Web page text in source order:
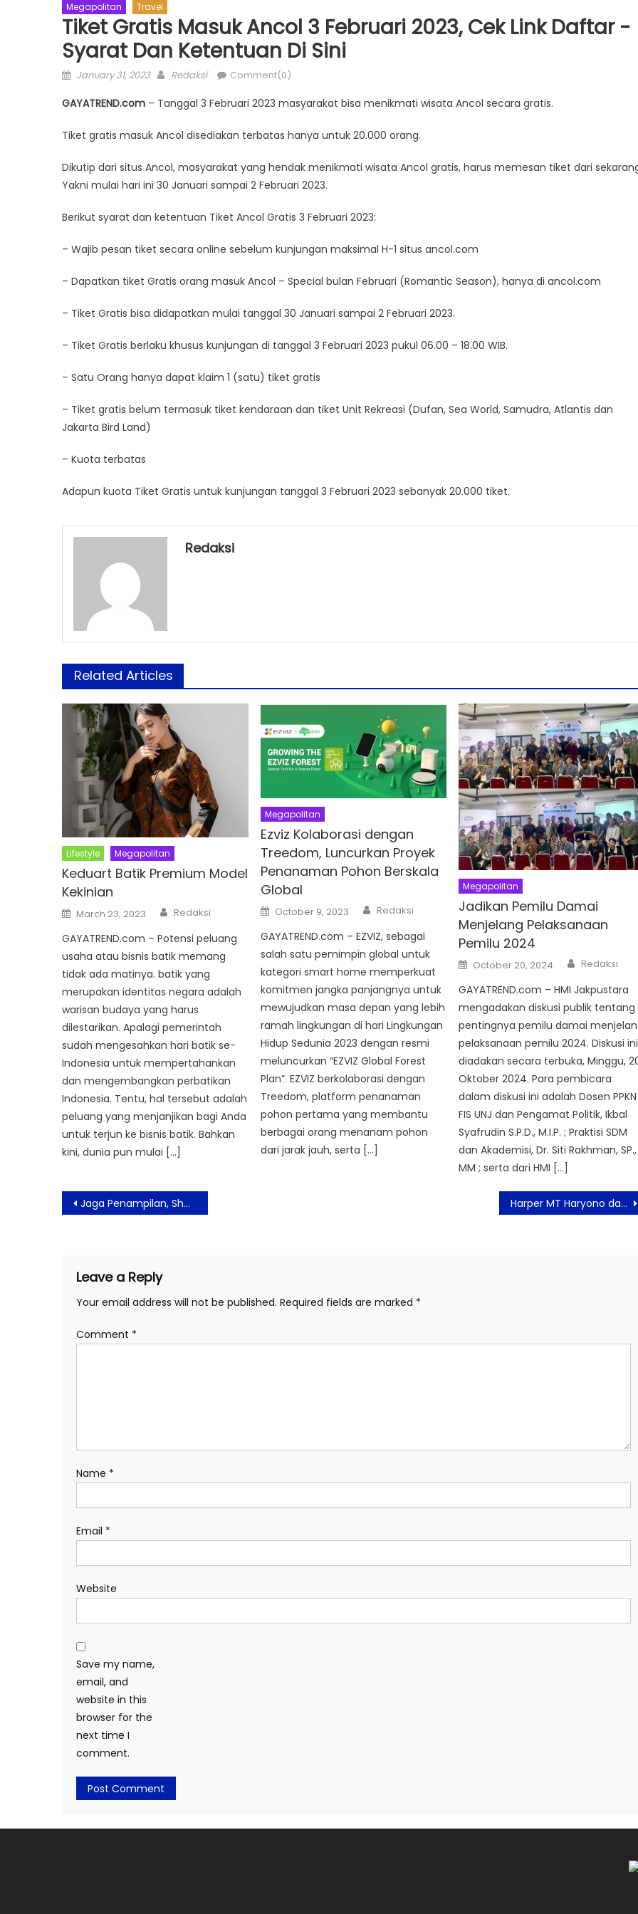
Megapolitan Travel
Tiket Gratis Masuk Ancol 3 Februari 2023, Cek Link Daftar -
Syarat Dan Ketentuan Di Sini
Posted
January 31, 2023 Author
Redaksi Comment(0)
GAYATREND.com – Tanggal 3 Februari 2023 masyarakat bisa menikmati wisata Ancol secara gratis.
Tiket gratis masuk Ancol disediakan terbatas hanya untuk 20.000 orang.
Dikutip dari situs Ancol, masyarakat yang hendak menikmati wisata Ancol gratis, harus memesan tiket dari
Yakni mulai hari ini 30 Januari sampai 2 Februari 2023.
Berikut syarat dan ketentuan Tiket Ancol Gratis 3 Februari 2023:
– Wajib pesan tiket secara online sebelum kunjungan maksimal H-1 situs ancol.com
– Dapatkan tiket Gratis orang masuk Ancol – Special bulan Februari (Romantic Season), hanya di ancol.com
– Tiket Gratis bisa didapatkan mulai tanggal 30 Januari sampai 2 Februari 2023.
– Tiket Gratis berlaku khusus kunjungan di tanggal 3 Februari 2023 pukul 06.00 – 18.00 WIB.
– Satu Orang hanya dapat klaim 1 (satu) tiket gratis
– Tiket gratis belum termasuk tiket kendaraan dan tiket Unit Rekreasi (Dufan, Sea World, Samudra, Atlantis dan
Jakarta Bird Land)
– Kuota terbatas
Adapun kuota Tiket Gratis untuk kunjungan tanggal 3 Februari 2023 sebanyak 20.000 tiket.
Redaksi
Related Articles
Lifestyle Megapolitan
Keduart Batik Premium Model
Kekinian
Posted
on
March 23, 2023 Author
Redaksi
GAYATREND.com – Potensi peluang
usaha atau bisnis batik memang
tidak ada matinya. batik yang
merupakan identitas negara adalah
warisan budaya yang harus
dilestarikan. Apalagi pemerintah
sudah mengesahkan hari batik se-
Indonesia untuk mempertahankan
dan mengembangkan perbatikan
Indonesia. Tentu, hal tersebut adalah
peluang yang menjanjikan bagi Anda
untuk terjun ke bisnis batik. Bahkan
kini, dunia pun mulai […]
Megapolitan
Ezviz Kolaborasi dengan
Treedom, Luncurkan Proyek
Penanaman Pohon Berskala
Global
Posted
on
October 9, 2023 Author
Redaksi
GAYATREND.com – EZVIZ, sebagai
salah satu pemimpin global untuk
kategori smart home memperkuat
komitmen jangka panjangnya untuk
mewujudkan masa depan yang lebih
ramah lingkungan di hari Lingkungan
Hidup Sedunia 2023 dengan resmi
meluncurkan “EZVIZ Global Forest
Plan”. EZVIZ berkolaborasi dengan
Treedom, platform penanaman
pohon pertama yang membantu
berbagai orang menanam pohon
dari jarak jauh, serta […]
Megapolitan
Jadikan Pemilu Damai
Menjelang Pelaksanaan
Pemilu 2024
Posted
on
October 20, 2024 Author
Redaksi
GAYATREND.com – HMI Jakpustara
mengadakan diskusi publik tentang
pentingnya pemilu damai
pelaksanaan pemilu 2024. Diskusi ini
diadakan secara terbuka, Minggu,
Oktober 2024. Para pembicara
dalam diskusi ini adalah Dosen PPKN
FIS UNJ dan Pengamat Politik, Ikbal
Syafrudin S.P.D., M.I.P. ; Praktisi SDM
dan Akademisi, Dr. Siti Rakhman, SP.,
MM ; serta dari HMI […]
Post
navigation
Jaga Penampilan, Shezy Idris dan Cut Mila Pilih Perawatan di Inov Glow Sunter Harper MT Haryono dan Maxx Coffee Indonesia Gelar Manual Brewing Barista Workshop
Leave a Reply
Your email address will not be published. Required fields are marked *
Comment *
Name *
Email *
Website
Save my name,
email, and
website in this
browser for the
next time I
comment.